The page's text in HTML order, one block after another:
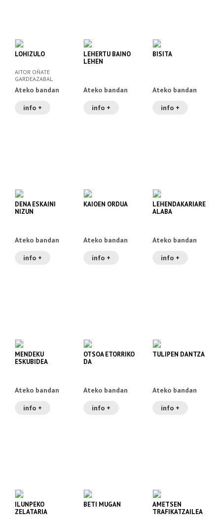
LOHIZULO
AITOR OÑATE
GARDEAZABAL
Ateko bandan
info +
LEHERTU BAINO
LEHEN
Ateko bandan
info +
BISITA
Ateko bandan
info +
DENA ESKAINI
NIZUN
Ateko bandan
info +
KAIOEN ORDUA
Ateko bandan
info +
LEHENDAKARIAREN
ALABA
Ateko bandan
info +
MENDEKU
ESKUBIDEA
Ateko bandan
info +
OTSOA ETORRIKO
DA
Ateko bandan
info +
TULIPEN DANTZA
Ateko bandan
info +
ILUNPEKO
ZELATARIA
BETI MUGAN
AMETSEN
TRAFIKATZAILEA